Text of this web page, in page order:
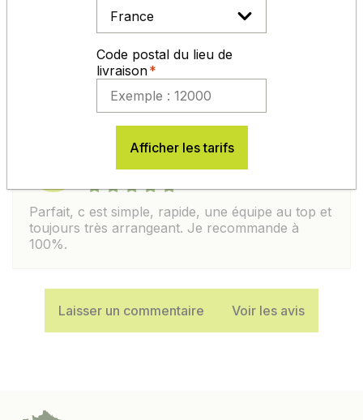
MATTHIEU J.
publié le 03/06/2026
Equipe très professionnelle ; 4ème commande
sur Germineo toujours impeccable.
VALENTIN M.
publié le 30/06/2026
Parfait, c est simple, rapide, une équipe au top et
toujours très arrangeant. Je recommande à
100%.
Laisser un commentaire Voir les avis
Code postal du lieu de
livraison
Afficher les tarifs